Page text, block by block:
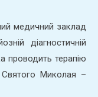
медичний заклад
діагностичній
проводить терапію
Святого Миколая –